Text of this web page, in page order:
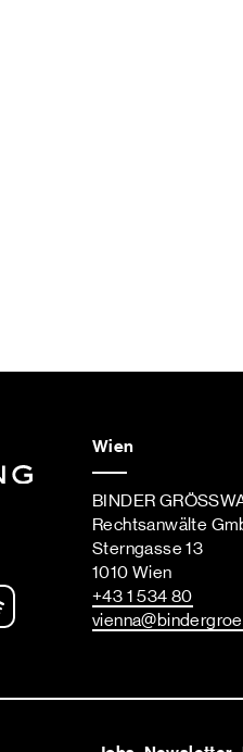
Spotify Podcast
Wien
BINDER
Rechtsanwälte
Sterngasse 13
1010 Wien
+43 1 534 80
vienna